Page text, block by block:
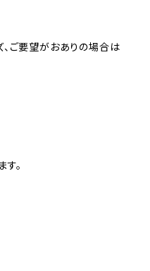
ご要望がおありの場合は
。